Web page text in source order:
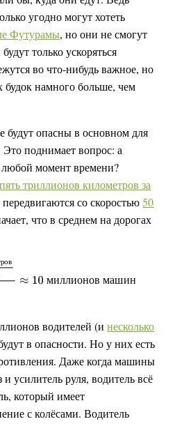
угодно могут хотеть
Футурамы, но они не смогут
только ускоряться
во что-нибудь важное, но
будок намного больше, чем
будут опасны в основном для
поднимает вопрос: а
любой момент времени?
пять триллионов километров за
со скоростью50
что в среднем на дорогах
ров
миллионов машин
водителей (инесколько
в опасности. Но у них есть
Даже когда машины
и усилитель руля, водитель всё
который имеет
с колёсами. Водитель